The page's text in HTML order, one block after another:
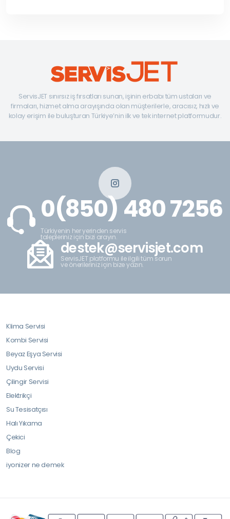
ServisJET sınırsız iş fırsatları sunan, işinin erbabı tüm ustaları ve
firmaları, hizmet alma arayışında olan müşterilerle, aracısız, hızlı ve
kolay erişim ile buluşturan Türkiye’nin ilk ve tek internet platformudur.
0(850) 480 7256
Türkiyenin her yerinden servis
talepleriniz için bizi arayın.
destek@servisjet.com
ServisJET platformu ile ilgili tüm sorun
ve önerileriniz için bize yazın.
Klima Servisi
Kombi Servisi
Beyaz Eşya Servisi
Uydu Servisi
Çilingir Servisi
Elektrikçi
Su Tesisatçısı
Halı Yıkama
Çekici
Blog
iyonizer ne demek